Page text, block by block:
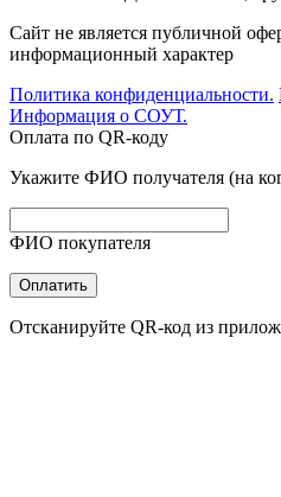
Сайт не является публичной
информационный характер
Политика конфиденциальности.
Информация о СОУТ.
Оплата по QR-коду
Укажите ФИО получателя (на
ФИО покупателя
Оплатить
Отсканируйте QR-код из